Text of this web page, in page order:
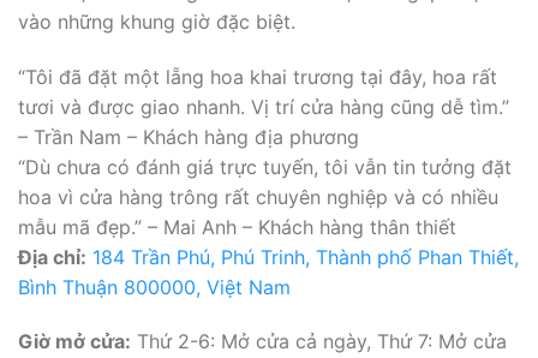
vào những khung giờ đặc biệt.
“Tôi đã đặt một lẵng hoa khai trương tại đây, hoa rất
tươi và được giao nhanh. Vị trí cửa hàng cũng dễ tìm.”
– Trần Nam – Khách hàng địa phương
“Dù chưa có đánh giá trực tuyến, tôi vẫn tin tưởng đặt
hoa vì cửa hàng trông rất chuyên nghiệp và có nhiều
mẫu mã đẹp.” – Mai Anh – Khách hàng thân thiết
Địa chỉ: 184 Trần Phú, Phú Trinh, Thành phố Phan Thiết,
Bình Thuận 800000, Việt Nam
Giờ mở cửa: Thứ 2-6: Mở cửa cả ngày, Thứ 7: Mở cửa